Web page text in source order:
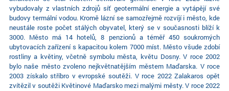
vybudovaly z vlastních zdrojů síť geotermální energie a vytápějí své
budovy termální vodou. Kromě lázní se samozřejmě rozvíjí i město, kde
neustále roste počet stálých obyvatel, který se v současnosti blíží k
3000. Město má 14 hotelů, 8 penzionů a téměř 450 soukromých
ubytovacích zařízení s kapacitou kolem 7000 míst. Město všude zdobí
rostliny a květiny, včetně symbolu města, květu Dosny. V roce 2002
bylo naše město zvoleno nejkvětnatějším městem Maďarska. V roce
2003 získalo stříbro v evropské soutěži. V roce 2022 Zalakaros opět
zvítězil v soutěži Květinové Maďarsko mezi malými městy. V roce 2022